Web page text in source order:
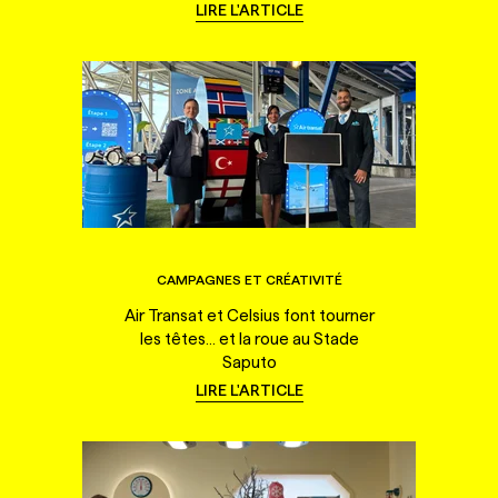
LIRE L'ARTICLE
CAMPAGNES ET CRÉATIVITÉ
Air Transat et Celsius font tourner
les têtes... et la roue au Stade
Saputo
LIRE L'ARTICLE